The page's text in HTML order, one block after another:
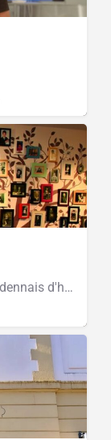
Venez vous plonger dans la vie de l'Ardennais d'hier et d'aujourd'hui.